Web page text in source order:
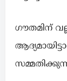
ഗൗതമിന്